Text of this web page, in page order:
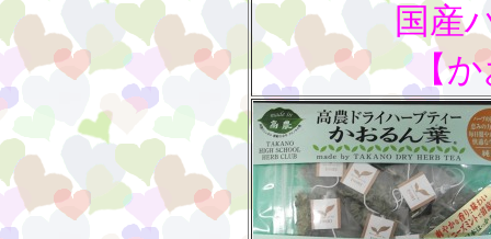
国産
【